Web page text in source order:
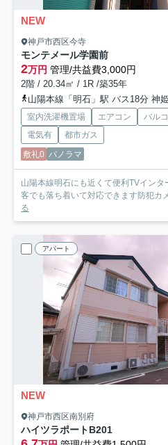
NEW
神戸市西区今寺
モンテメール学園前
2万円 管理/共益費3,000円
2階 / 20.34㎡ / 1R /築35年
山陽本線「明石」駅 バス18分 神姫
室内洗濯機置場 エアコン バル
電気有
都市ガス
敷礼0 パノラマ
山陽本線明石にも近くて便利TVイン
客でも落ち着いて対応できます防犯カ
る
アパート
NEW
神戸市西区南別府
ハイツラポートB201